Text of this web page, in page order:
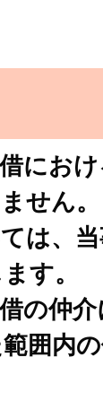
にお
せん
は、
す。
の仲
囲内